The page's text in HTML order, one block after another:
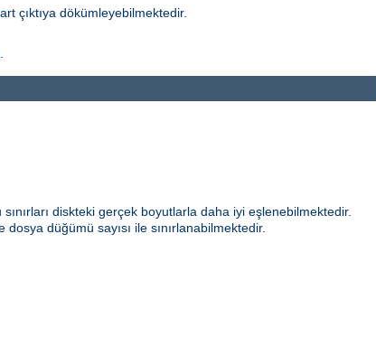
çıktıya dökümleyebilmektedir.
diskteki gerçek boyutlarla daha iyi eşlenebilmektedir.
düğümü sayısı ile sınırlanabilmektedir.